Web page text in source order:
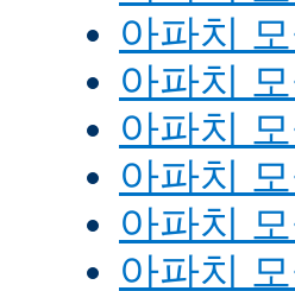
아파치
아파치
아파치
아파치
아파치
아파치